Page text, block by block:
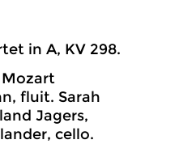
in A, KV 298.
fluit. Sarah
Jagers,
cello.